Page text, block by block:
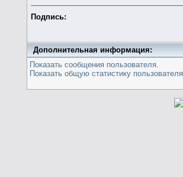
Подпись:
Дополнительная информация:
Показать сообщения пользователя.
Показать общую статистику